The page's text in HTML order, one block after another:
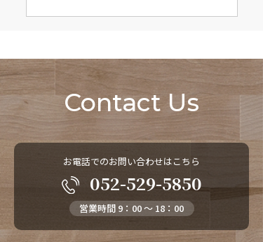
Contact Us
お電話でのお問い合わせはこちら
052-529-5850
営業時間 9：00 ～ 18：00